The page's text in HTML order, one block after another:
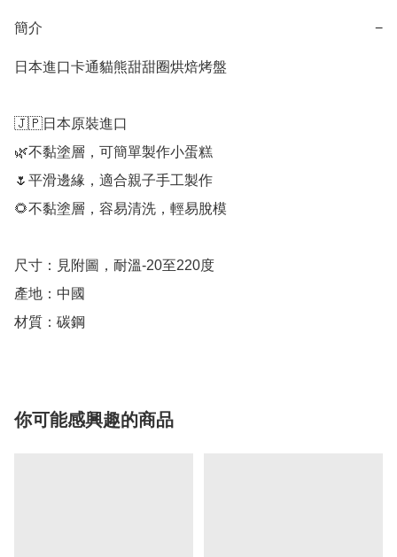
簡介 −
日本進口卡通貓熊甜甜圈烘焙烤盤
🇯🇵日本原裝進口
🌿不黏塗層，可簡單製作小蛋糕
🌷平滑邊緣，適合親子手工製作
🌻不黏塗層，容易清洗，輕易脫模
尺寸：見附圖，耐溫-20至220度
產地：中國
材質：碳鋼
你可能感興趣的商品